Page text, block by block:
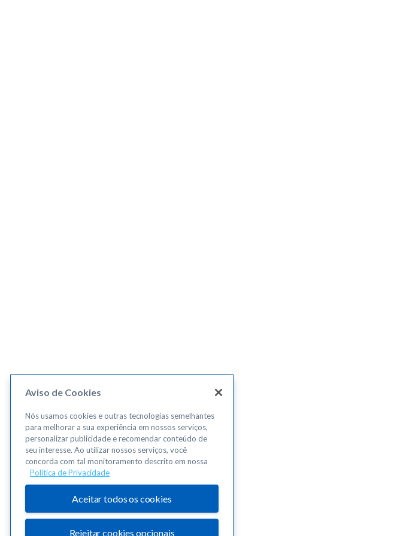
Aviso de Cookies
Nós usamos cookies e outras tecnologias semelhantes
para melhorar a sua experiência em nossos serviços,
personalizar publicidade e recomendar conteúdo de
seu interesse. Ao utilizar nossos serviços, você
concorda com tal monitoramento descrito em nossa
Política de Privacidade
Aceitar todos os cookies
Rejeitar cookies opcionais